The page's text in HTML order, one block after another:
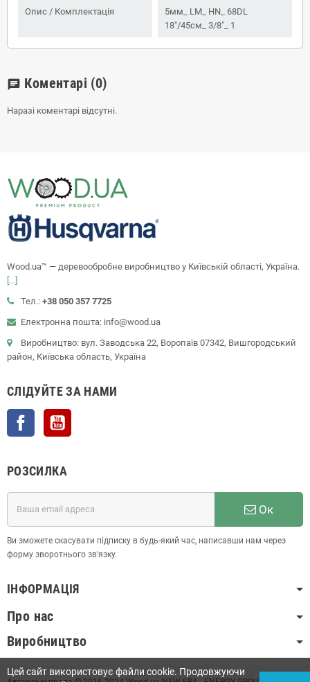
Опис / Комплектація
5мм_ LM_ HN_ 68DL
18"/45см_ 3/8"_ 1
chat Коментарі (0)
Наразі коментарі відсутні.
Wood.ua™ — деревообробне виробництво у Київській області, Україна.
[...]
Тел.: +38 050 357 7725
Електронна пошта: info@wood.ua
Виробництво: вул. Заводська 22, Воропаїв 07342, Вишгородський
район, Київська область, Україна
СЛІДУЙТЕ ЗА НАМИ
Facebook
РОЗСИЛКА
Ок
Ви зможете скасувати підписку в будь-який час, написавши нам через
форму зворотнього зв'язку.
ІНФОРМАЦІЯ
Про нас
Виробництво
Цей сайт використовує файли cookie. Продовжуючи